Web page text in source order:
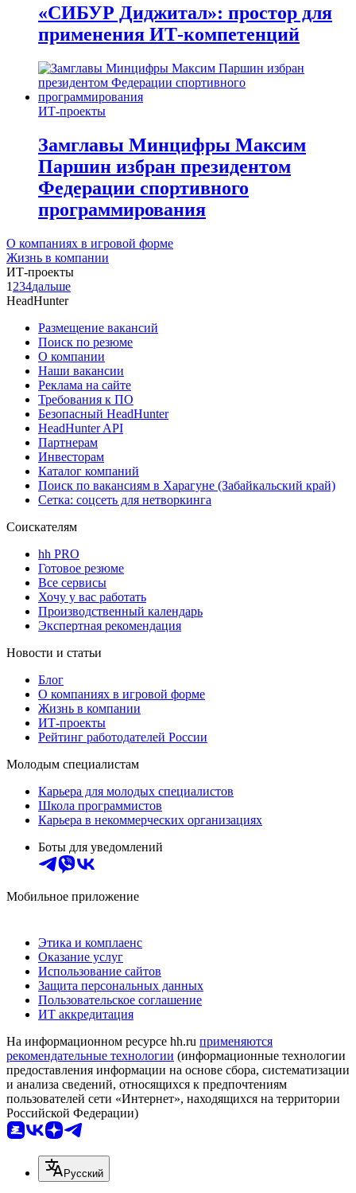
«СИБУР Диджитал»: простор для
применения ИТ-компетенций
ИТ-проекты
Замглавы Минцифры Максим
Паршин избран президентом
Федерации спортивного
программирования
О компаниях в игровой форме
Жизнь в компании
ИТ-проекты
1 234дальше
HeadHunter
Размещение вакансий
Поиск по резюме
О компании
Наши вакансии
Реклама на сайте
Требования к ПО
Безопасный HeadHunter
HeadHunter API
Партнерам
Инвесторам
Каталог компаний
Поиск по вакансиям в Харагуне (Забайкальский край)
Сетка: соцсеть для нетворкинга
Соискателям
hh PRO
Готовое резюме
Все сервисы
Хочу у вас работать
Производственный календарь
Экспертная рекомендация
Новости и статьи
Блог
О компаниях в игровой форме
Жизнь в компании
ИТ-проекты
Рейтинг работодателей России
Молодым специалистам
Карьера для молодых специалистов
Школа программистов
Карьера в некоммерческих организациях
Боты для уведомлений
Мобильное приложение
Этика и комплаенс
Оказание услуг
Использование сайтов
Защита персональных данных
Пользовательское соглашение
ИТ аккредитация
На информационном ресурсе hh.ru применяются
рекомендательные технологии (информационные технологии
предоставления информации на основе сбора, систематизации
и анализа сведений, относящихся к предпочтениям
пользователей сети «Интернет», находящихся на территории
Российской Федерации)
Русский